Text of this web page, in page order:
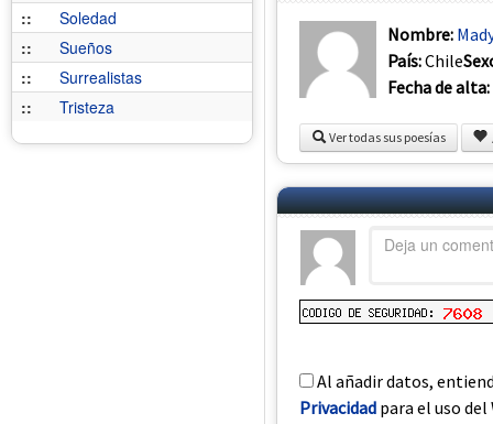
::
Soledad
::
Sueños
::
Surrealistas
::
Tristeza
Nombre:
País:Chile
Fecha de alta:
Ver todas sus poesías
Al añadir datos,
Privacidad para el uso del